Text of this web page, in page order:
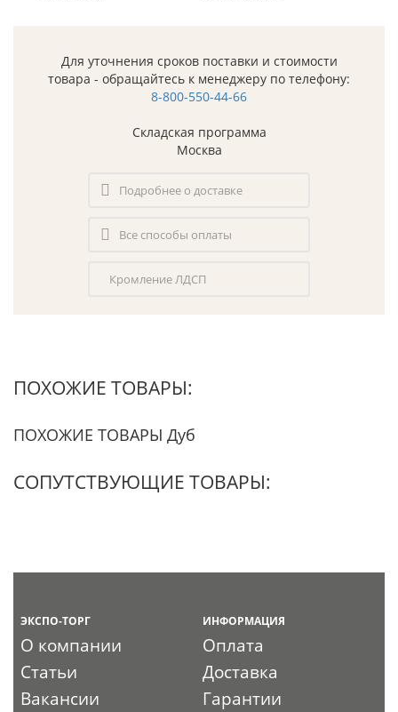
Для уточнения сроков поставки и стоимости
товара - обращайтесь к менеджеру по телефону:
8-800-550-44-66
Складская программа
Москва
Подробнее о доставке
Все способы оплаты
Кромление ЛДСП
ПОХОЖИЕ ТОВАРЫ:
ПОХОЖИЕ ТОВАРЫ Дуб
СОПУТСТВУЮЩИЕ ТОВАРЫ:
ЭКСПО-ТОРГ
О компании
Статьи
Вакансии
ИНФОРМАЦИЯ
Оплата
Доставка
Гарантии